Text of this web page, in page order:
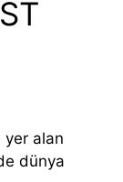
yer alan
dünya